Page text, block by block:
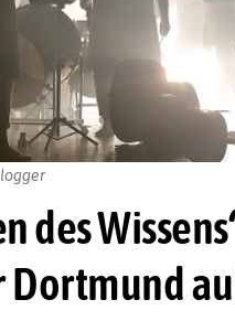
des
Dortmund